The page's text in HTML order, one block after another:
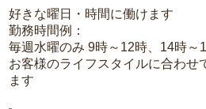
好きな曜日・時間に働けます
勤務時間例：
毎週水曜のみ 9時～12時、14時～
お客様のライフスタイルに合わせ
ます